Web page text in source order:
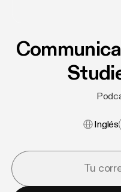
Inglés